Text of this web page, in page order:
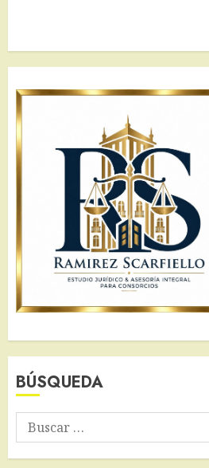
BÚSQUEDA
Buscar: